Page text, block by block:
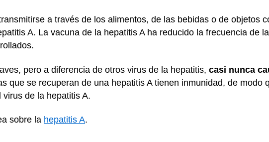
a través de los alimentos, de las bebidas o de objetos
A. La vacuna de la hepatitis A ha reducido la frecuencia de
pero a diferencia de otros virus de la hepatitis, casi nunca
que se recuperan de una hepatitis A tienen inmunidad, de modo
de la hepatitis A.
sobre la hepatitis A.